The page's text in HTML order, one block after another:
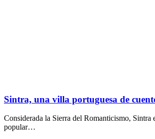
Sintra, una villa portuguesa de
Considerada la Sierra del Romanticismo, Sintra
popular…